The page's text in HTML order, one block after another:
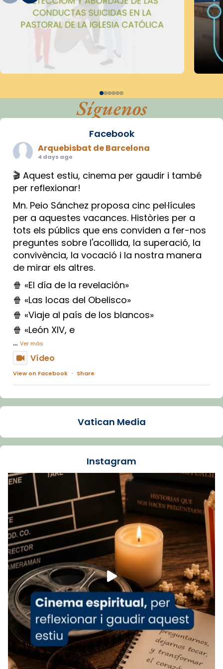
Síguenos
Facebook
Arquebisbat de Barcelona
4 days ago
🎬 Aquest estiu, cinema per gaudir i també
per reflexionar!
Mn. Peio Sánchez proposa cinc pel·lícules
per a aquestes vacances. Històries per a
tots els públics que ens conviden a fer-nos
preguntes sobre l'acollida, la superació, la
convivència, la vocació i la nostra manera
de mirar els altres.
🍿 «El día de la revelación»
🍿 «Las locas del Obelisco»
🍿 «Viaje al país de los blancos»
🍿 «León XIV, e
... Ver más
Vídeo
View on Facebook · Share
Arquebisbat de Barcelona
La Carmina va patir depressió. Fa gairebé
dos mesos, a l'Estadi Lluís Companys, la
Recupera l'entrevista comp
Vatican
tican News 👇
www.vaticannews.va/es/iglesia/news/2026-
07/carmina-historia-depresion-papa-viaje-
espana-testimoni...
Foto
View on Facebook · Share
Arquebisbat de Barcelona
2 weeks ago
«Avui les santes Juliana i Semproniana ens
ajuden a alçar la mirada»
Mons. Sergi Gordo, bisbe de Tortosa, ha
Vatican Media
Instagram